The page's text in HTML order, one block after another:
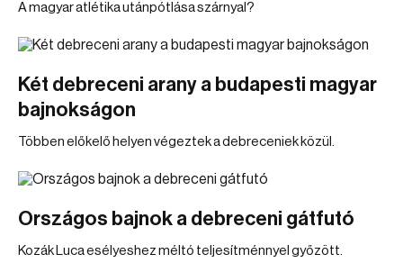
A magyar atlétika utánpótlása szárnyal?
Két debreceni arany a budapesti magyar
bajnokságon
Többen előkelő helyen végeztek a debreceniek közül.
Országos bajnok a debreceni gátfutó
Kozák Luca esélyeshez méltó teljesítménnyel győzött.